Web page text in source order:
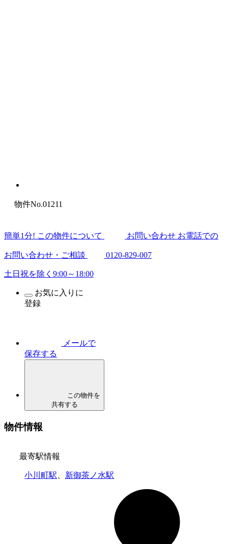
物件No.01211
簡単1分! この物件について お問い合わせ お電話での
お問い合わせ・ご相談 0120-829-007
土日祝を除く9:00～18:00
お気に入りに
登録
メールで
保存する
この物件を
共有する
物件情報
最寄駅情報
小川町駅 新御茶ノ水駅